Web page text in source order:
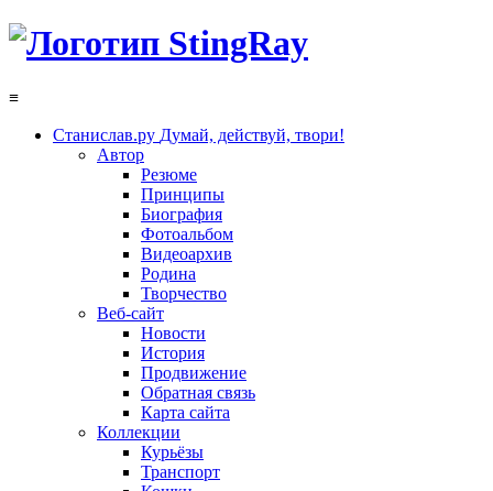
≡
Станислав.ру Думай, действуй, твори!
Автор
Резюме
Принципы
Биография
Фотоальбом
Видеоархив
Родина
Творчество
Веб-сайт
Новости
История
Продвижение
Обратная связь
Карта сайта
Коллекции
Курьёзы
Транспорт